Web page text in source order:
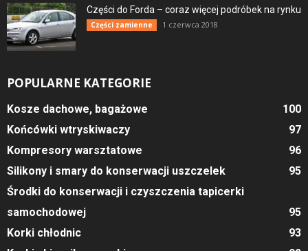
Części do Forda – coraz więcej podróbek na rynku
Części zamienne 1 czerwca 2018
POPULARNE KATEGORIE
Kosze dachowe, bagażowe
100
Końcówki wtryskiwaczy
97
Kompresory warsztatowe
96
Silikony i smary do konserwacji uszczelek
95
Środki do konserwacji i czyszczenia tapicerki
samochodowej
95
Korki chłodnic
93